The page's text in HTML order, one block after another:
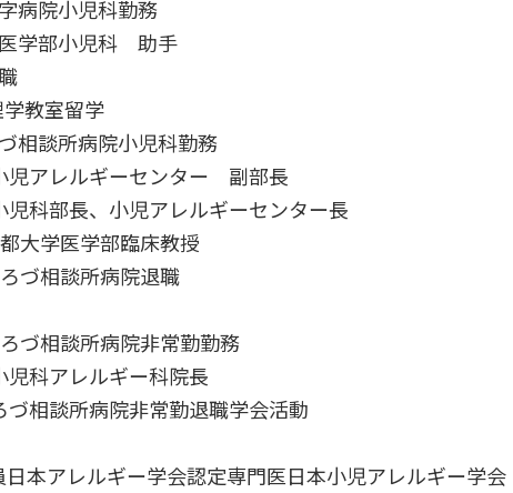
病院小児科勤務
学部小児科 助手
教室留学
相談所病院小児科勤務
アレルギーセンター 副部長
科部長、小児アレルギーセンター長
大学医学部臨床教授
づ相談所病院退職
づ相談所病院非常勤勤務
科アレルギー科院長
相談所病院非常勤退職学会活動
本アレルギー学会認定専門医日本小児アレルギー学会